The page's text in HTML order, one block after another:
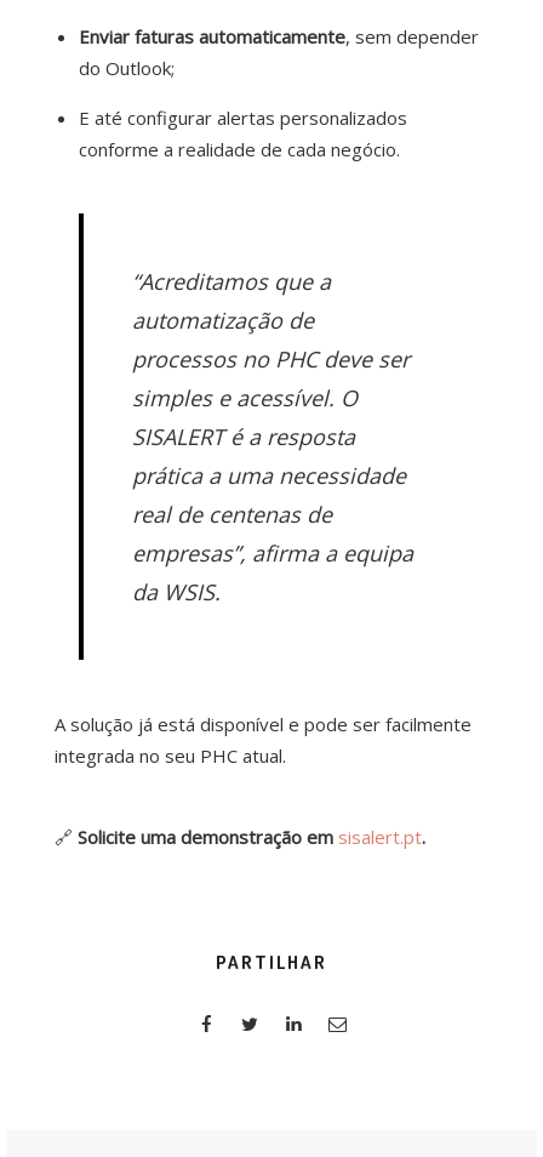
Enviar faturas automaticamente, sem depender
do Outlook;
E até configurar alertas personalizados
conforme a realidade de cada negócio.
“Acreditamos que a
automatização de
processos no PHC deve ser
simples e acessível. O
SISALERT é a resposta
prática a uma necessidade
real de centenas de
empresas”, afirma a equipa
da WSIS.
A solução já está disponível e pode ser facilmente
integrada no seu PHC atual.
🔗 Solicite uma demonstração em sisalert.pt.
PARTILHAR